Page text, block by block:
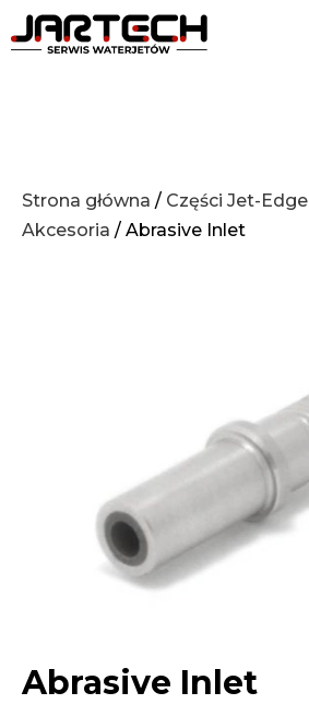
Strona główna / Części Jet-Edge
Akcesoria / Abrasive Inlet
Abrasive Inlet